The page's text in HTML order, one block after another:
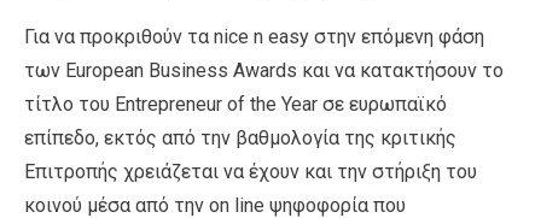
Για να προκριθούν τα nice n easy στην επόμενη φάση
των European Business Awards και να κατακτήσουν το
τίτλο του Entrepreneur of the Year σε ευρωπαϊκό
επίπεδο, εκτός από την βαθμολογία της κριτικής
Επιτροπής χρειάζεται να έχουν και την στήριξη του
κοινού μέσα από την on line ψηφοφορία που